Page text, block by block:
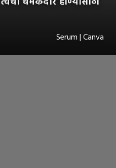
Serum | Canva